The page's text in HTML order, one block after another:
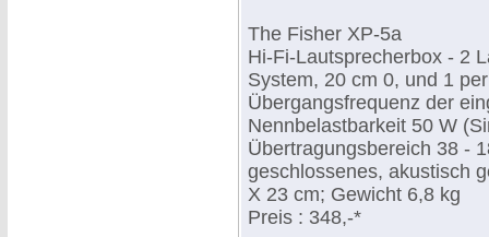
The Fisher XP-5a
Hi-Fi-Lautsprecherbox - 2
System, 20 cm 0, und 1
Übergangsfrequenz der
Nennbelastbarkeit 50 W
Übertragungsbereich 38 -
geschlossenes, akustisch
X 23 cm; Gewicht 6,8 kg
Preis : 348,-*